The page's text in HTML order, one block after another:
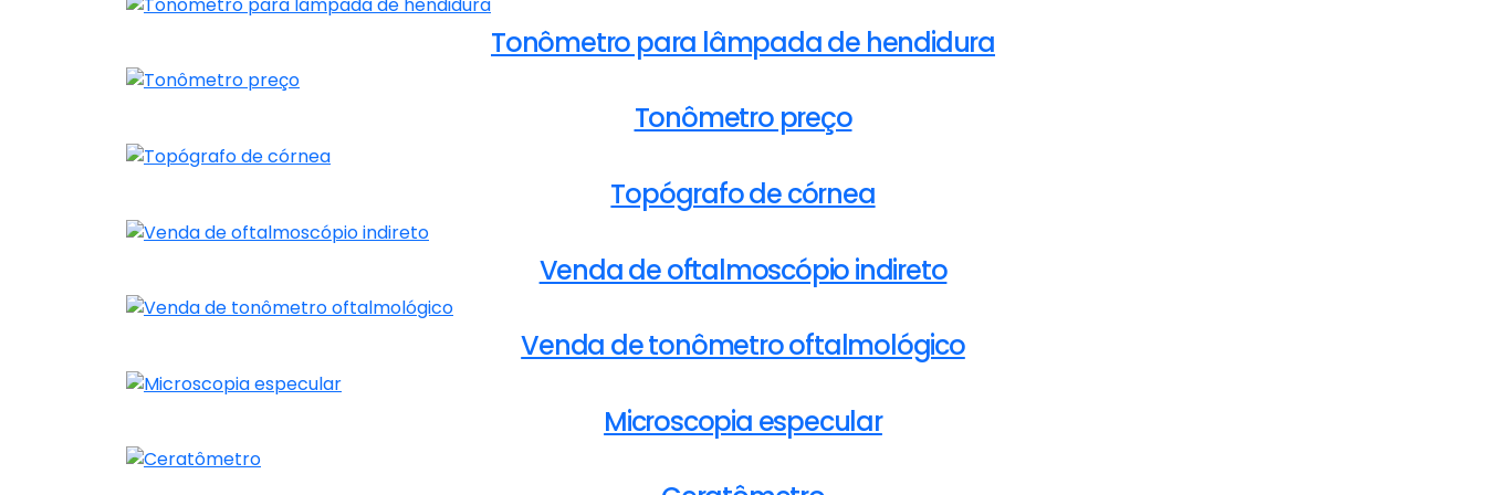
Tonômetro para lâmpada de hendidura
Tonômetro preço
Topógrafo de córnea
Venda de oftalmoscópio indireto
Venda de tonômetro oftalmológico
Microscopia especular